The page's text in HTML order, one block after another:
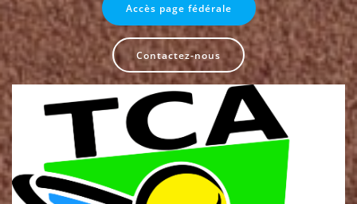
Accès page fédérale
Contactez-nous